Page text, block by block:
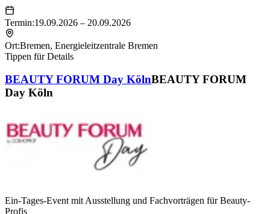
Termin:19.09.2026 – 20.09.2026
Ort:Bremen, Energieleitzentrale Bremen
Tippen für Details
BEAUTY FORUM Day KölnBEAUTY FORUM
Day Köln
Ein-Tages-Event mit Ausstellung und Fachvorträgen für Beauty-
Profis